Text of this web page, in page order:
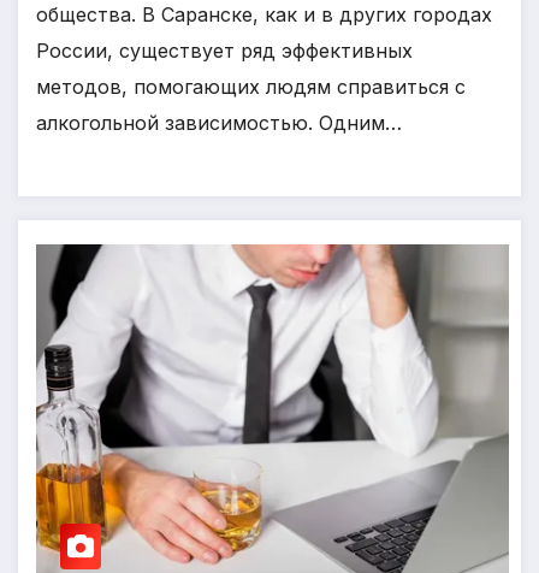
общества. В Саранске, как и в других городах
России, существует ряд эффективных
методов, помогающих людям справиться с
алкогольной зависимостью. Одним…